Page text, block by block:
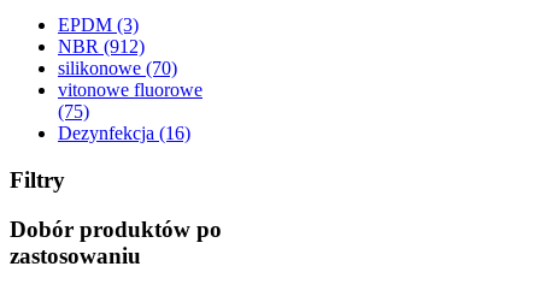
EPDM (3)
NBR (912)
silikonowe (70)
vitonowe fluorowe
(75)
Dezynfekcja (16)
Filtry
Dobór produktów po
zastosowaniu